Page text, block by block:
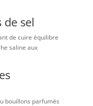
sel
de cuire équilibre
saline aux
bouillons parfumés